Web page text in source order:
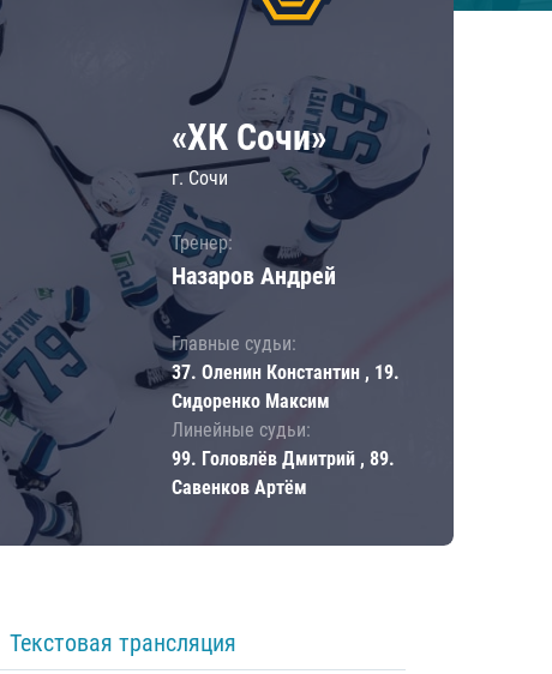
«ХК Сочи»
г. Сочи
Тренер:
Назаров Андрей
Главные судьи:
37. Оленин Константин , 19.
Сидоренко Максим
Линейные судьи:
99. Головлёв Дмитрий , 89.
Савенков Артём
Текстовая трансляция